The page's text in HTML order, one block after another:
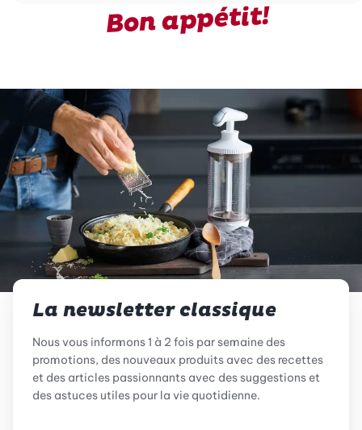
Bon appétit!
La newsletter classique
Nous vous informons 1 à 2 fois par semaine des
promotions, des nouveaux produits avec des recettes
et des articles passionnants avec des suggestions et
des astuces utiles pour la vie quotidienne.